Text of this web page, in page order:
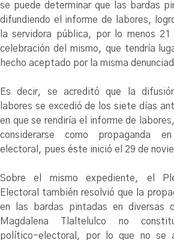
se puede determinar que las bardas
difundiendo el informe de labores,
la servidora pública, por lo menos
celebración del mismo, que tendría
hecho aceptado por la misma
Es decir, se acreditó que la
labores se excedió de los siete días
en que se rendiría el informe de
considerarse como propaganda
electoral, pues éste inició el 29 de
Sobre el mismo expediente, el
Electoral también resolvió que la
en las bardas pintadas en diversas
Magdalena Tlaltelulco no
político-electoral, por lo que no se